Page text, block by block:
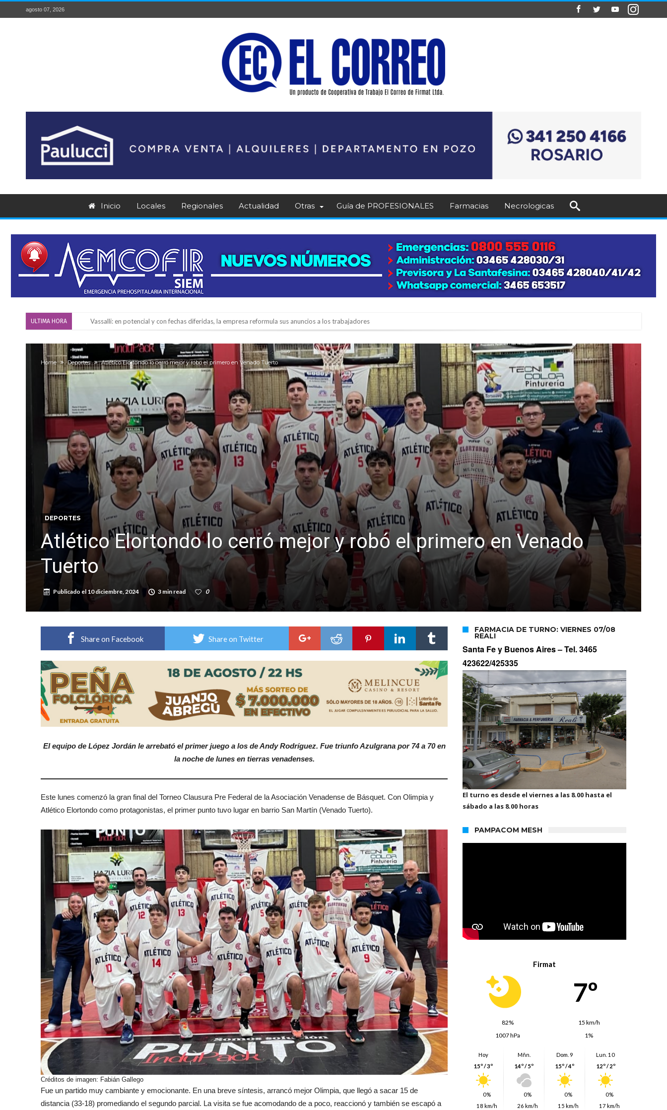
agosto 07, 2026
Inicio Locales Regionales Actualidad Otras Guía de PROFESIONALES Farmacias Necrologicas
ULTIMA HORA Vassalli: en potencial y con fechas diferidas, la empresa reformula sus anuncios a los trabajadores
Villada: el viento provocó el desprendimiento del techo del galpón del ferrocarril
Violento robo en la zona rural de Firmat: maniataron a una pareja de adultos mayores
Colecta solidaria de juguetes en Firmat para el EPI y el Hospital Vilela
Firmat: “Codo a codo” lanza una campaña de recolección de golosinas para agasajar a los niños en su día
Vuelve el básquet: este viernes arranca el Clausura con agenda confirmada y planteles renovados
Güemes y Mariano Vera
Home Deportes Atlético Elortondo lo cerró mejor y robó el primero en Venado Tuerto
DEPORTES
Atlético Elortondo lo cerró mejor y robó el primero en Venado
Tuerto
Publicado el 10 diciembre, 2024 3 min read 0
Share on Facebook Share on Twitter
El equipo de López Jordán le arrebató el primer juego a los de Andy Rodríguez. Fue triunfo Azulgrana por 74 a 70 en
la noche de lunes en tierras venadenses.
Este lunes comenzó la gran final del Torneo Clausura Pre Federal de la Asociación Venadense de Básquet. Con Olimpia y
Atlético Elortondo como protagonistas, el primer punto tuvo lugar en barrio San Martín (Venado Tuerto).
Créditos de imagen: Fabián Gallego
Fue un partido muy cambiante y emocionante. En una breve síntesis, arrancó mejor Olimpia, que llegó a sacar 15 de
distancia (33-18) promediando el segundo parcial. La visita se fue acomodando de a poco, reaccionó y también se escapó a
FARMACIA DE TURNO: VIERNES 07/08
REALI
Santa Fe y Buenos Aires –Tel. 3465
423622/425335
El turno es desde el viernes a las 8.00 hasta el
sábado a las 8.00 horas
PAMPACOM MESH
Firmat
7º
82%
15 km/h
1007 hPa
1%
Hoy
15º / 3º
0%
18 km/h
Mñn.
14º / 5º
0%
26 km/h
Dom. 9
15º / 4º
0%
15 km/h
Lun. 10
12º / 2º
0%
17 km/h